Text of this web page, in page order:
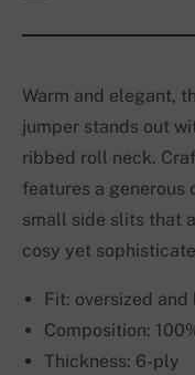
Warm and elegant,
jumper stands out
ribbed roll neck.
features a generous
small side slits that
cosy yet
Fit: oversized and
Composition:
Thickness: 6-ply